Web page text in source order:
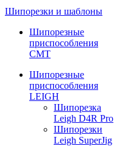
Шипорезки и шаблоны
Шипорезные
приспособления
CMT
Шипорезные
приспособления
LEIGH
Шипорезка
Leigh D4R Pro
Шипорезки
Leigh SuperJig